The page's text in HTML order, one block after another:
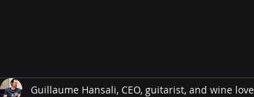
Guillaume Hansali, CEO, guitarist, and wine